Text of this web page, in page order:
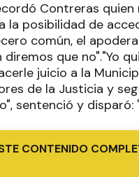
Contreras
la posibilidad de
común, el
diremos que no"."Yo
juicio a la
de la Justicia y
sentenció y
CONTENIDO